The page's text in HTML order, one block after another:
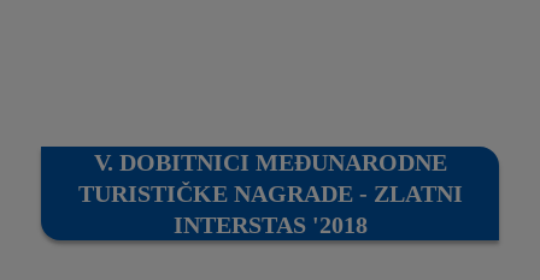
V. DOBITNICI MEĐUNARODNE
TURISTIČKE NAGRADE - ZLATNI
INTERSTAS '2018